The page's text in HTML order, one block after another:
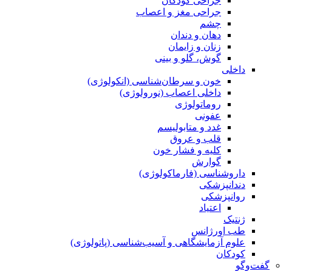
جراحی مغز و اعصاب
چشم
دهان و دندان
زنان و زایمان
گوش، گلو و بینی
داخلی
خون و سرطان‌شناسی (انکولوژی)
داخلی اعصاب (نورولوژی)
روماتولوژی
عفونی
غدد و متابولیسم
قلب و عروق
کلیه و فشار خون
گوارش
داروشناسی (فارماکولوژی)
دندانپزشکی
روانپزشکی
اعتیاد
ژنتیک
طب اورژانس
علوم آزمایشگاهی و آسیب‌شناسی (پاتولوژی)
کودکان
گفت‌وگو